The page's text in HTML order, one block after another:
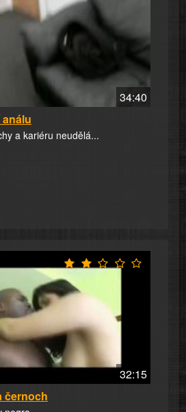
34:40
a kariéru neudělá...
32:15
černoch